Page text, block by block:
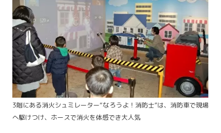
3階にある消火シュミレーター“なろうよ！消防士”は、消防車で現場
へ駆けつけ、ホースで消火を体感でき大人気